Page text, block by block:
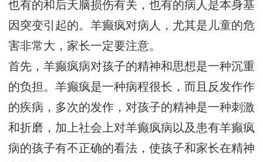
也有的和后天脑损伤有关，也有的病人是本身基
因突变引起的。羊癫疯对病人，尤其是儿童的危
害非常大，家长一定要注意。
首先，羊癫疯病对孩子的精神和思想是一种沉重
的负担。羊癫疯是一种病程很长，而且反发作作
的疾病，多次的发作，对孩子的精神是一种刺激
和折磨，加上社会上对羊癫疯病以及患有羊癫疯
病的孩子有不正确的看法，使孩子和家长在精神